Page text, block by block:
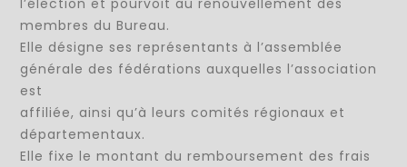
membres du Bureau.
Elle désigne ses représentants à l’assemblée
générale des fédérations auxquelles l’association
est
affiliée, ainsi qu’à leurs comités régionaux et
départementaux.
Elle fixe le montant du remboursement des frais